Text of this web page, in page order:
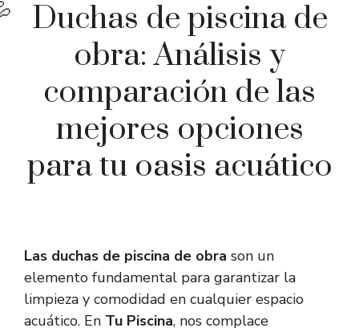
Duchas de piscina de
obra: Análisis y
comparación de las
mejores opciones
para tu oasis acuático
Las duchas de piscina de obra son un
elemento fundamental para garantizar la
limpieza y comodidad en cualquier espacio
acuático. En Tu Piscina, nos complace